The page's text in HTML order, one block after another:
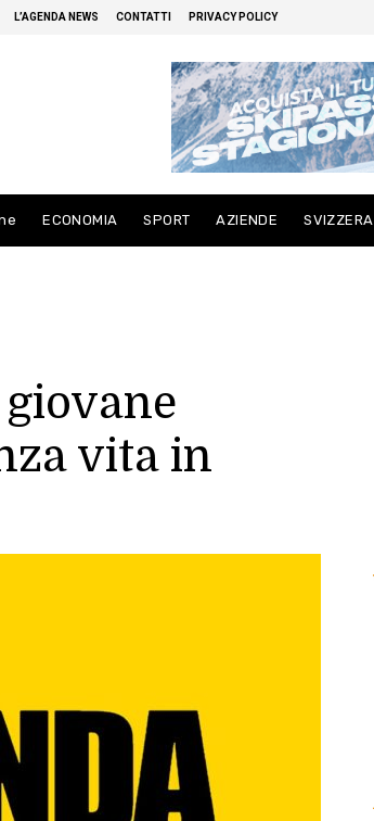
L’AGENDA NEWS CONTATTI PRIVACY POLICY
ECONOMIA SPORT AZIENDE SVIZZERA
vita in